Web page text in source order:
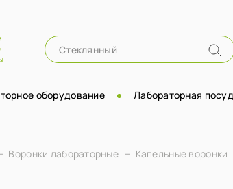
оборудование Лабораторная
Воронки лабораторные Капельные воронки